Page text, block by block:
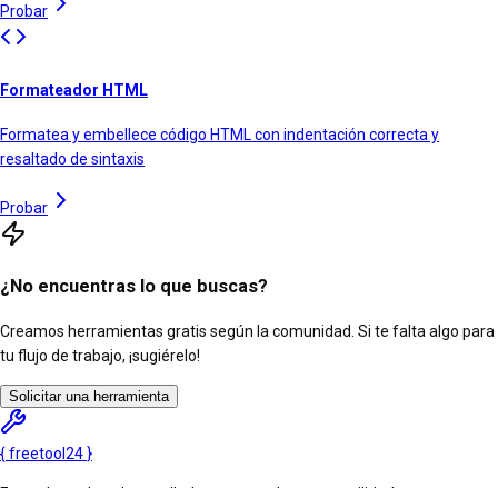
Probar
Formateador HTML
Formatea y embellece código HTML con indentación correcta y
resaltado de sintaxis
Probar
¿No encuentras lo que buscas?
Creamos herramientas gratis según la comunidad. Si te falta algo para
tu flujo de trabajo, ¡sugiérelo!
Solicitar una herramienta
{freetool 24 }